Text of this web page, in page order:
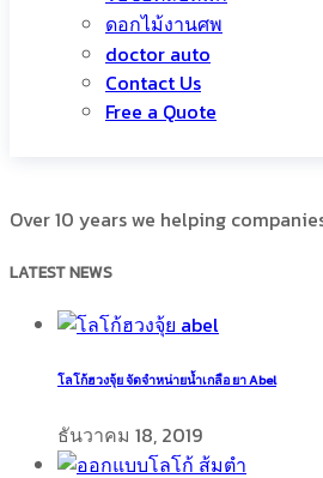
ดอกไม้งานศพ
doctor auto
Contact Us
Free a Quote
Over 10 years we helping
LATEST NEWS
โลโก้ฮวงจุ้ย จัดจำหน่ายน้ำเกลือ ยา Abel
ธันวาคม 18, 2019